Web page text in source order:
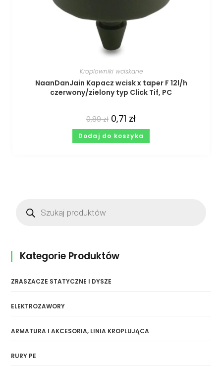
Kroplowniki wciskane
NaanDanJain Kapacz wcisk x taper F 12l/h
czerwony/zielony typ Click Tif, PC
0,89zł 0,71 zł
Dodaj do koszyka
Kategorie Produktów
ZRASZACZE STATYCZNE I DYSZE
ELEKTROZAWORY
ARMATURA I AKCESORIA, LINIA KROPLUJĄCA
RURY PE